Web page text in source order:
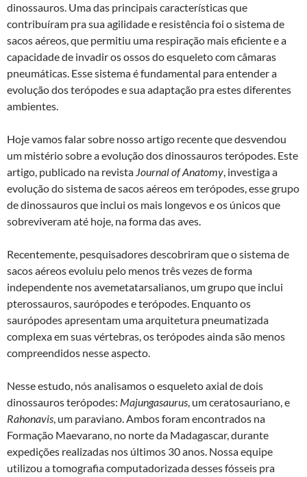
o
k
r
p
p
a
m
dinossauros. Uma das principais características que
contribuíram pra sua agilidade e resistência foi o sistema de
sacos aéreos, que permitiu uma respiração mais eficiente e a
capacidade de invadir os ossos do esqueleto com câmaras
pneumáticas. Esse sistema é fundamental para entender a
evolução dos terópodes e sua adaptação pra estes diferentes
ambientes.
Hoje vamos falar sobre nosso artigo recente que desvendou
um mistério sobre a evolução dos dinossauros terópodes. Este
artigo, publicado na revista Journal of Anatomy, investiga a
evolução do sistema de sacos aéreos em terópodes, esse grupo
de dinossauros que inclui os mais longevos e os únicos que
sobreviveram até hoje, na forma das aves.
Recentemente, pesquisadores descobriram que o sistema de
sacos aéreos evoluiu pelo menos três vezes de forma
independente nos avemetatarsalianos, um grupo que inclui
pterossauros, saurópodes e terópodes. Enquanto os
saurópodes apresentam uma arquitetura pneumatizada
complexa em suas vértebras, os terópodes ainda são menos
compreendidos nesse aspecto.
Nesse estudo, nós analisamos o esqueleto axial de dois
dinossauros terópodes: Majungasaurus, um ceratosauriano, e
Rahonavis, um paraviano. Ambos foram encontrados na
Formação Maevarano, no norte da Madagascar, durante
expedições realizadas nos últimos 30 anos. Nossa equipe
utilizou a tomografia computadorizada desses fósseis pra